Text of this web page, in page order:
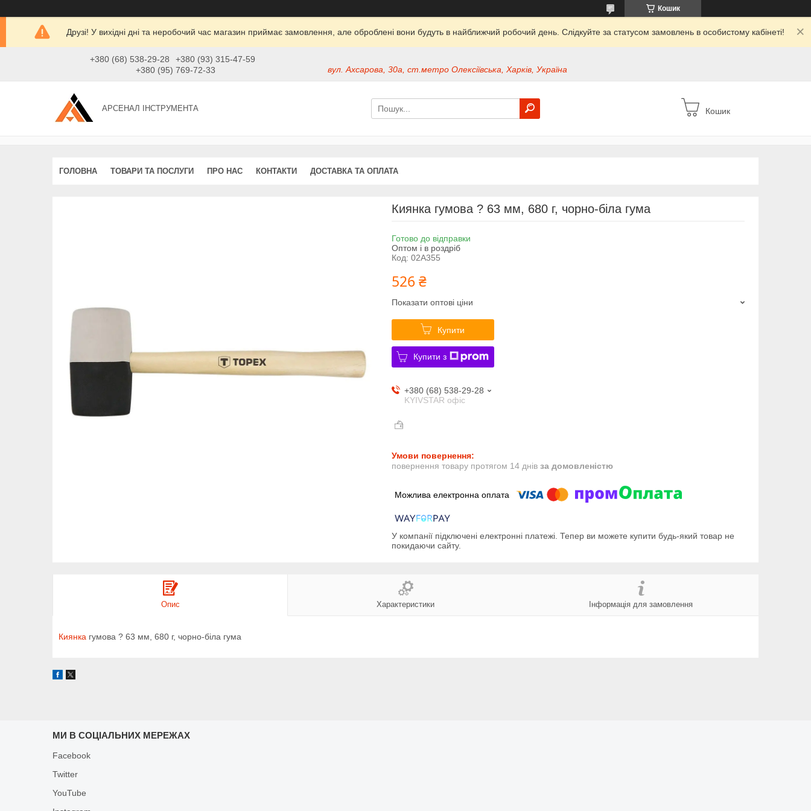
Кошик
Друзі! У вихідні дні та неробочий час магазин приймає замовлення, але оброблені вони будуть в найближчий робочий день. Слідкуйте за статусом замовлень в особистому кабінеті!
+380 (68) 538-29-28
+380 (93) 315-47-59
+380 (95) 769-72-33
вул. Ахсарова, 30а, ст.метро Олексіївська, Харків, Україна
АРСЕНАЛ ІНСТРУМЕНТА Кошик
ГОЛОВНА ТОВАРИ ТА ПОСЛУГИ ПРО НАС КОНТАКТИ ДОСТАВКА ТА ОПЛАТА
Киянка гумова ? 63 мм, 680 г, чорно-біла гума
Готово до відправки
Оптом і в роздріб
Код: 02A355
526 ₴
Показати оптові ціни
Купити
Купити з
+380 (68) 538-29-28
KYIVSTAR офіс
повернення товару протягом 14 днів за домовленістю
У компанії підключені електронні платежі. Тепер ви можете купити будь-який товар не
покидаючи сайту.
Опис Характеристики Інформація для замовлення
Киянка гумова ? 63 мм, 680 г, чорно-біла гума
МИ В СОЦІАЛЬНИХ МЕРЕЖАХ
Facebook
Twitter
YouTube